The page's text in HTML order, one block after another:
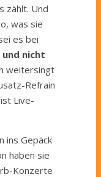
zählt. Und
was sie
es bei
und nicht
weitersingt
Refrain
Live-
ins Gepäck
haben sie
Konzerte